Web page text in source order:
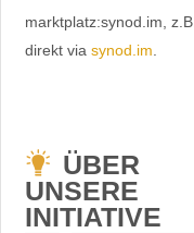
marktplatz:synod.im, z.B.
direkt via synod.im
ÜBER
UNSERE
INITIATIVE